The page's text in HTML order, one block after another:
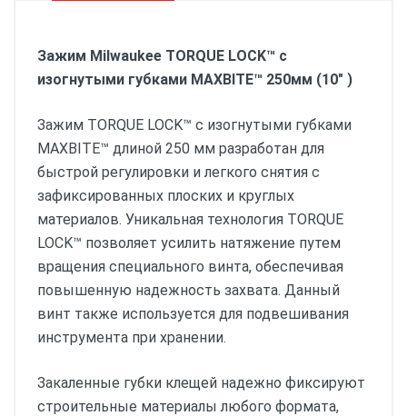
Зажим Milwaukee TORQUE LOCK™ с
изогнутыми губками MAXBITE™ 250мм (10" )
Зажим TORQUE LOCK™ с изогнутыми губками
MAXBITE™ длиной 250 мм разработан для
быстрой регулировки и легкого снятия с
зафиксированных плоских и круглых
материалов. Уникальная технология TORQUE
LOCK™ позволяет усилить натяжение путем
вращения специального винта, обеспечивая
повышенную надежность захвата. Данный
винт также используется для подвешивания
инструмента при хранении.
Закаленные губки клещей надежно фиксируют
строительные материалы любого формата,